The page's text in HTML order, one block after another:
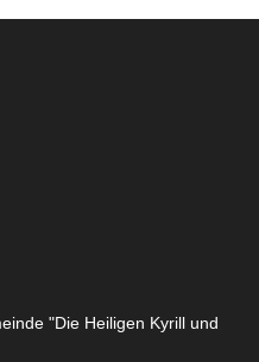
"Die Heiligen Kyrill und